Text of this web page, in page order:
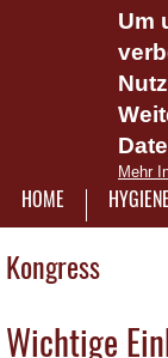
Um
Mehr
HOME
Kongress
Wichtige